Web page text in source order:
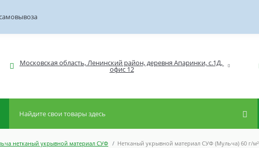
Московская область, Ленинский район, деревня Апаринки, с.1Д,
офис 12
нетканый укрывной материал СУФ Нетканый укрывной материал СУФ (Мульча) 60 г/